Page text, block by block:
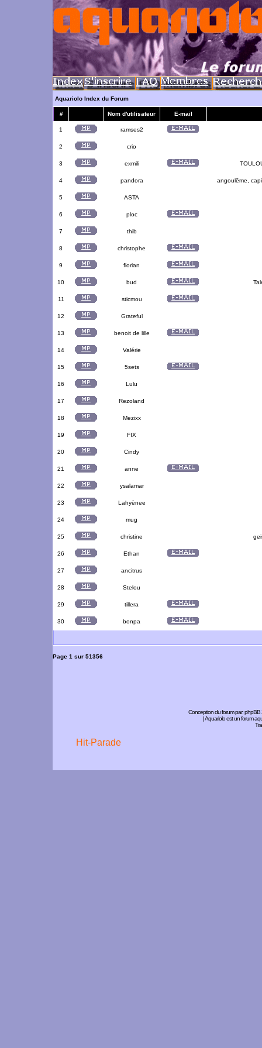
Aquariolo Index du Forum
# Nom d'utilisateur E-mail
1 ramses2
2 crio
3 exmili
4 pandora angoulême,
5 ASTA
6 ploc
7 thib
8 christophe
9 florian
10 bud
11 sticmou
12 Grateful
13 benoit de lille
14 Valérie
15 5sets
16 Lulu
17 Rezoland
18 Mezixx
19 FIX
20 Cindy
21 anne
22 ysalamar
23 Lahyènee
24 mug
25 christine
26 Ethan
27 ancitrus
28 Stelou
29 tillera
30 bonpa
Page 1 sur 51356
Conception du forum par:phpBB
| Aquariolo est un forum